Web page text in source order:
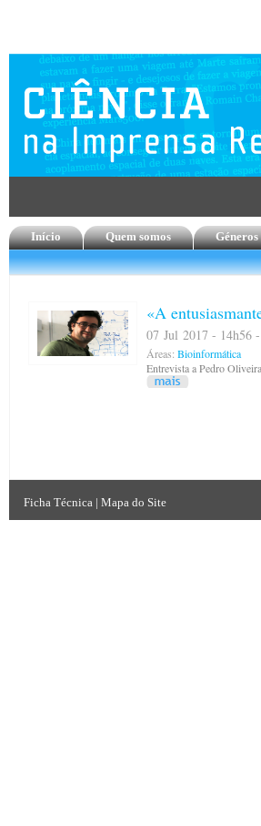
Início Quem somos Géneros
«A
07 Jul 2017 - 14h56
Áreas: Bioinformática
Entrevista a Pedro
Ficha Técnica | Mapa do Site